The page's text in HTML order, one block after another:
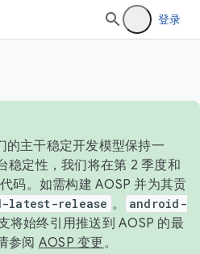
登录
的主干稳定开发模型保持一
稳定性，我们将在第 2 季度和
码。如需构建 AOSP 并为其贡
latest-release 。
android-
将始终引用推送到 AOSP 的最
参阅 AOSP 变更。